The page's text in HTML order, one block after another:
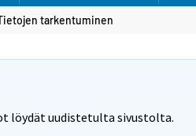
tarkentuminen
löydät uudistetulta sivustolta.